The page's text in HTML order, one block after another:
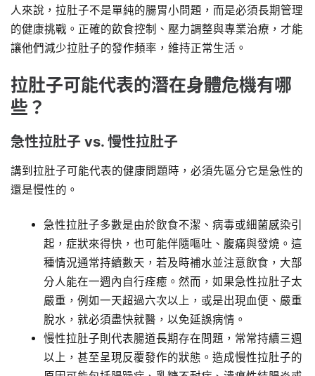
人來說，拉肚子不是單純的腸胃小問題，而是必須長期管理
的健康挑戰。正確的飲食控制、壓力調整與專業治療，才能
讓他們減少拉肚子的發作頻率，維持正常生活。
拉肚子可能代表的潛在身體危機有哪
些？
急性拉肚子 vs. 慢性拉肚子
講到拉肚子可能代表的健康問題時，必須先區分它是急性的
還是慢性的。
急性拉肚子多數是由於飲食不潔、病毒或細菌感染引
起，症狀來得快，也可能伴隨嘔吐、腹痛與發燒。這
種情況通常持續數天，若及時補水並注意飲食，大部
分人能在一週內自行痊癒。然而，如果急性拉肚子太
嚴重，例如一天超過六次以上，或是出現血便、嚴重
脫水，就必須盡快就醫，以免延誤病情。
慢性拉肚子則代表腸道長期存在問題，常常持續三週
以上，甚至呈現反覆發作的狀態。造成慢性拉肚子的